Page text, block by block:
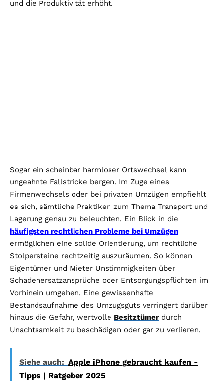
und die Produktivität erhöht.
Sogar ein scheinbar harmloser Ortswechsel kann
ungeahnte Fallstricke bergen. Im Zuge eines
Firmenwechsels oder bei privaten Umzügen empfiehlt
es sich, sämtliche Praktiken zum Thema Transport und
Lagerung genau zu beleuchten. Ein Blick in die
häufigsten rechtlichen Probleme bei Umzügen
ermöglichen eine solide Orientierung, um rechtliche
Stolpersteine rechtzeitig auszuräumen. So können
Eigentümer und Mieter Unstimmigkeiten über
Schadenersatzansprüche oder Entsorgungspflichten im
Vorhinein umgehen. Eine gewissenhafte
Bestandsaufnahme des Umzugsguts verringert darüber
hinaus die Gefahr, wertvolle Besitztümerdurch
Unachtsamkeit zu beschädigen oder gar zu verlieren.
Siehe auch: Apple iPhone gebraucht kaufen -
Tipps | Ratgeber 2025